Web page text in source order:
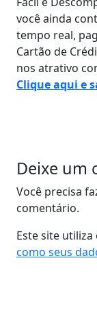
você ainda
tempo real,
Cartão de
nos atrativo
Clique aqui e
Deixe um
Você precisa
comentário.
Este site
como seus